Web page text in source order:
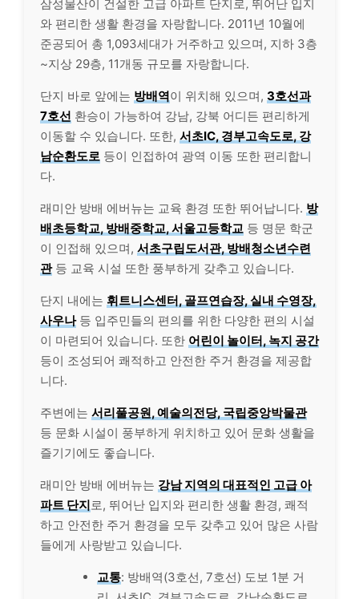
삼성물산이 건설한 고급 아파트 단지로, 뛰어난 입지
와 편리한 생활 환경을 자랑합니다. 2011년 10월에
준공되어 총 1,093세대가 거주하고 있으며, 지하 3층
~지상 29층, 11개동 규모를 자랑합니다.
단지 바로 앞에는 방배역이 위치해 있으며, 3호선과
7호선 환승이 가능하여 강남, 강북 어디든 편리하게
이동할 수 있습니다. 또한, 서초IC, 경부고속도로, 강
남순환도로 등이 인접하여 광역 이동 또한 편리합니
다.
래미안 방배 에버뉴는 교육 환경 또한 뛰어납니다. 방
배초등학교, 방배중학교, 서울고등학교 등 명문 학군
이 인접해 있으며, 서초구립도서관, 방배청소년수련
관등 교육 시설 또한 풍부하게 갖추고 있습니다.
단지 내에는 휘트니스센터, 골프연습장, 실내 수영장,
사우나등 입주민들의 편의를 위한 다양한 편의 시설
이 마련되어 있습니다. 또한 어린이 놀이터, 녹지 공간
등이 조성되어 쾌적하고 안전한 주거 환경을 제공합
니다.
주변에는 서리풀공원, 예술의전당, 국립중앙박물관
등 문화 시설이 풍부하게 위치하고 있어 문화 생활을
즐기기에도 좋습니다.
래미안 방배 에버뉴는 강남 지역의 대표적인 고급 아
파트 단지로, 뛰어난 입지와 편리한 생활 환경, 쾌적
하고 안전한 주거 환경을 모두 갖추고 있어 많은 사람
들에게 사랑받고 있습니다.
교통: 방배역(3호선, 7호선) 도보 1분 거